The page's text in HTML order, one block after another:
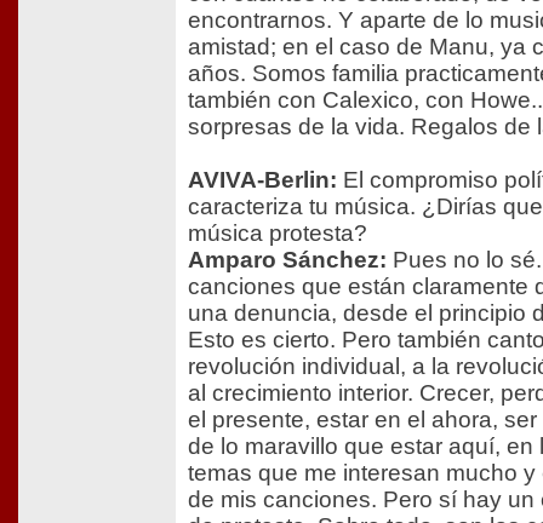
encontrarnos. Y aparte de lo
amistad; en el caso de Manu, ya
años. Somos familia
también con Calexico, con
sorpresas de la vida. Regalos de
AVIVA-Berlin: El compromiso
caracteriza tu música. ¿Dirías
música protesta?
Amparo Sánchez: Pues no lo
canciones que están claramente
una denuncia, desde el principio
Esto es cierto. Pero también
revolución individual, a la
al crecimiento interior. Crecer,
el presente, estar en el ahora,
de lo maravillo que estar aquí, en
temas que me interesan mucho y
de mis canciones. Pero sí hay un